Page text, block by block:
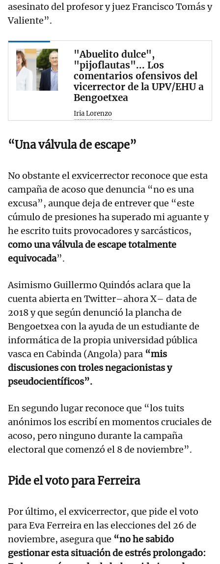
asesinato del profesor y juez Francisco Tomás y
Valiente”.
"Abuelito dulce",
"pijoflautas"... Los
comentarios ofensivos del
vicerrector de la UPV/EHU a
Bengoetxea
Iria Lorenzo
“Una válvula de escape”
No obstante el exvicerrector reconoce que esta
campaña de acoso que denuncia “no es una
excusa”, aunque deja de entrever que “este
cúmulo de presiones ha superado mi aguante y
he escrito tuits provocadores y sarcásticos,
como una válvula de escape totalmente
equivocada”.
Asimismo Guillermo Quindós aclara que la
cuenta abierta en Twitter–ahora X– data de
2018 y que según denunció la plancha de
Bengoetxea con la ayuda de un estudiante de
informática de la propia universidad pública
vasca en Cabinda (Angola) para “mis
discusiones con troles negacionistas y
pseudocientíficos”.
En segundo lugar reconoce que “los tuits
anónimos los escribí en momentos cruciales de
acoso, pero ninguno durante la campaña
electoral que comenzó el 8 de noviembre”.
Pide el voto para Ferreira
Por último, el exvicerrector, que pide el voto
para Eva Ferreira en las elecciones del 26 de
noviembre, asegura que “no he sabido
gestionar esta situación de estrés prolongado: